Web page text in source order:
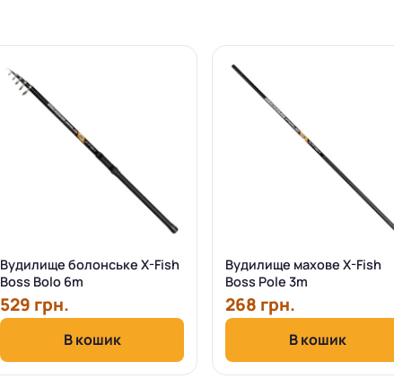
Вудилище болонське X-Fish
Boss Bolo 6m
529 грн.
В кошик
Вудилище махове X-Fish
Boss Pole 3m
268 грн.
В кошик